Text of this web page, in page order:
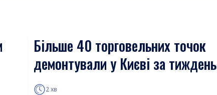
Більше 40 торговельних точок
демонтували у Києві за тиждень
2 хв